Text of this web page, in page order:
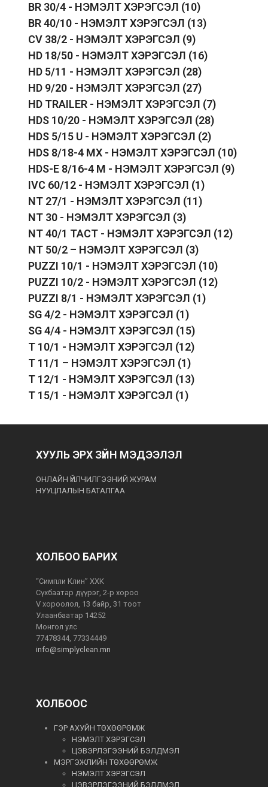
BR 30/4 - НЭМЭЛТ ХЭРЭГСЭЛ (10)
BR 40/10 - НЭМЭЛТ ХЭРЭГСЭЛ (13)
CV 38/2 - НЭМЭЛТ ХЭРЭГСЭЛ (9)
HD 18/50 - НЭМЭЛТ ХЭРЭГСЭЛ (16)
HD 5/11 - НЭМЭЛТ ХЭРЭГСЭЛ (28)
HD 9/20 - НЭМЭЛТ ХЭРЭГСЭЛ (27)
HD TRAILER - НЭМЭЛТ ХЭРЭГСЭЛ (7)
HDS 10/20 - НЭМЭЛТ ХЭРЭГСЭЛ (28)
HDS 5/15 U - НЭМЭЛТ ХЭРЭГСЭЛ (2)
HDS 8/18-4 MX - НЭМЭЛТ ХЭРЭГСЭЛ (10)
HDS-E 8/16-4 M - НЭМЭЛТ ХЭРЭГСЭЛ (9)
IVC 60/12 - НЭМЭЛТ ХЭРЭГСЭЛ (1)
NT 27/1 - НЭМЭЛТ ХЭРЭГСЭЛ (11)
NT 30 - НЭМЭЛТ ХЭРЭГСЭЛ (3)
NT 40/1 TACT - НЭМЭЛТ ХЭРЭГСЭЛ (12)
NT 50/2 – НЭМЭЛТ ХЭРЭГСЭЛ (3)
PUZZI 10/1 - НЭМЭЛТ ХЭРЭГСЭЛ (10)
PUZZI 10/2 - НЭМЭЛТ ХЭРЭГСЭЛ (12)
PUZZI 8/1 - НЭМЭЛТ ХЭРЭГСЭЛ (1)
SG 4/2 - НЭМЭЛТ ХЭРЭГСЭЛ (1)
SG 4/4 - НЭМЭЛТ ХЭРЭГСЭЛ (15)
T 10/1 - НЭМЭЛТ ХЭРЭГСЭЛ (12)
T 11/1 – НЭМЭЛТ ХЭРЭГСЭЛ (1)
T 12/1 - НЭМЭЛТ ХЭРЭГСЭЛ (13)
T 15/1 - НЭМЭЛТ ХЭРЭГСЭЛ (1)
ХУУЛЬ ЭРХ ЗҮЙН МЭДЭЭЛЭЛ
ОНЛАЙН ҮЙЛЧИЛГЭЭНИЙ ЖУРАМ
НУУЦЛАЛЫН БАТАЛГАА
ХОЛБОО БАРИХ
“Симпли Клин” ХХК
Сүхбаатар дүүрэг, 2-р хороо
V хороолол, 13 байр, 31 тоот
Улаанбаатар 14252
Монгол улс
77478344, 77334449
info@simplyclean.mn
ХОЛБООС
ГЭР АХУЙН ТӨХӨӨРӨМЖ
НЭМЭЛТ ХЭРЭГСЭЛ
ЦЭВЭРЛЭГЭЭНИЙ БЭЛДМЭЛ
МЭРГЭЖЛИЙН ТӨХӨӨРӨМЖ
НЭМЭЛТ ХЭРЭГСЭЛ
ЦЭВЭРЛЭГЭЭНИЙ БЭЛДМЭЛ